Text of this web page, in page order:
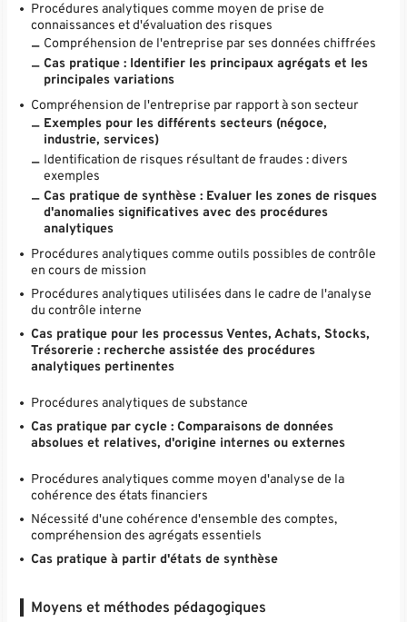
Procédures analytiques comme moyen de prise de
connaissances et d'évaluation des risques
Compréhension de l'entreprise par ses données chiffrées
Cas pratique : Identifier les principaux agrégats et les
principales variations
Compréhension de l'entreprise par rapport à son secteur
Exemples pour les différents secteurs (négoce,
industrie, services)
Identification de risques résultant de fraudes : divers
exemples
Cas pratique de synthèse : Evaluer les zones de risques
d'anomalies significatives avec des procédures
analytiques
Procédures analytiques comme outils possibles de contrôle
en cours de mission
Procédures analytiques utilisées dans le cadre de l'analyse
du contrôle interne
Cas pratique pour les processus Ventes, Achats, Stocks,
Trésorerie : recherche assistée des procédures
analytiques pertinentes
Procédures analytiques de substance
Cas pratique par cycle : Comparaisons de données
absolues et relatives, d'origine internes ou externes
Procédures analytiques comme moyen d'analyse de la
cohérence des états financiers
Nécessité d'une cohérence d'ensemble des comptes,
compréhension des agrégats essentiels
Cas pratique à partir d'états de synthèse
Moyens et méthodes pédagogiques